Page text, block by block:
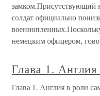
замком.Присутствующий
солдат официально
немецким офицером,
Глава 1.
Глава 1. Англия в роли